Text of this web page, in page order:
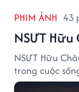
PHIM ẢNH 43
NSƯT
NSƯT Hữu
trong cuộc